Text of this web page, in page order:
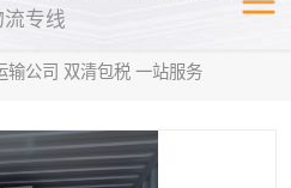
专线
输公司 双清包税 一站服务
欧洲铁路运输